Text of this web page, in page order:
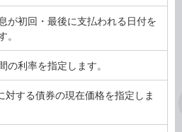
が初回・最後に支払われる日付を
。
の利率を指定します。
対する債券の現在価格を指定しま